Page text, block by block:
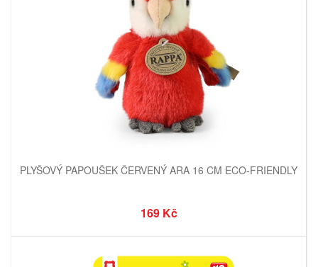
PLYŠOVÝ PAPOUŠEK ČERVENÝ ARA 16 CM ECO-FRIENDLY
169 Kč